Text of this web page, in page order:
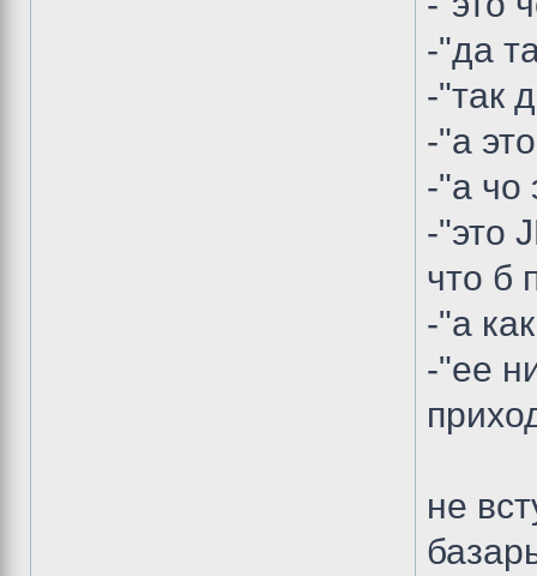
-"да
-"так
-"а
-"а чо
-"это
что б
-"а
-"ее
не